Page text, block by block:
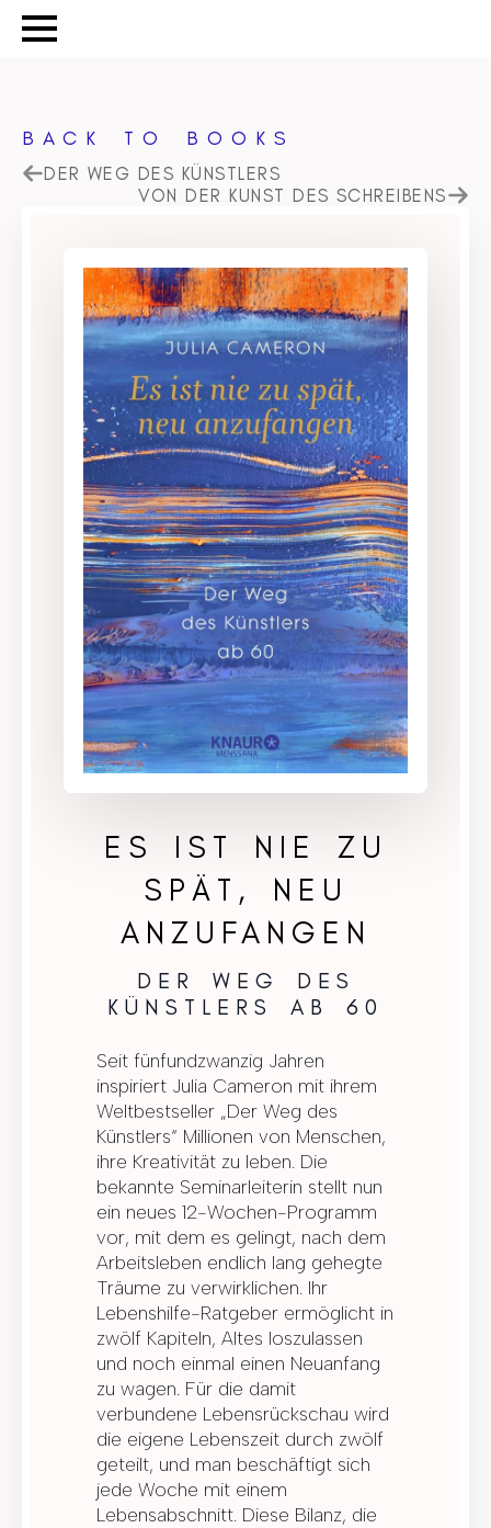
BACK TO BOOKS
DER WEG DES KÜNSTLERS
VON DER KUNST DES SCHREIBENS
ES IST NIE ZU
SPÄT, NEU
ANZUFANGEN
DER WEG DES
KÜNSTLERS AB 60
Seit fünfundzwanzig Jahren
inspiriert Julia Cameron mit ihrem
Weltbestseller „Der Weg des
Künstlers“ Millionen von Menschen,
ihre Kreativität zu leben. Die
bekannte Seminarleiterin stellt nun
ein neues 12-Wochen-Programm
vor, mit dem es gelingt, nach dem
Arbeitsleben endlich lang gehegte
Träume zu verwirklichen. Ihr
Lebenshilfe-Ratgeber ermöglicht in
zwölf Kapiteln, Altes loszulassen
und noch einmal einen Neuanfang
zu wagen. Für die damit
verbundene Lebensrückschau wird
die eigene Lebenszeit durch zwölf
geteilt, und man beschäftigt sich
jede Woche mit einem
Lebensabschnitt. Diese Bilanz, die